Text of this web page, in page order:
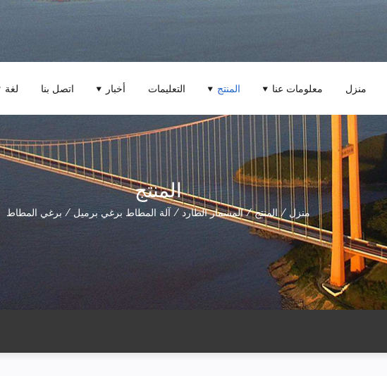
منزل معلومات عنا المنتج التعليمات أخبار اتصل بنا لغة
المنتج
منزل / المنتج/المسمار الطارد /آلة المطاط برغي برميل / برغي المطاط